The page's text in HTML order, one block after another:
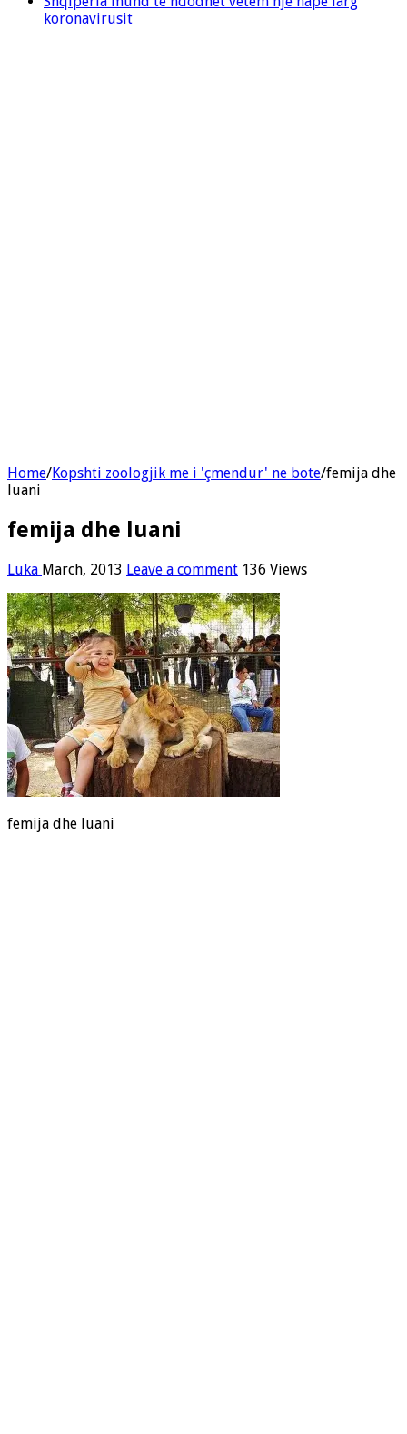
koronavirusit
Home/Kopshti zoologjik me i 'çmendur' ne bote/femija dhe
luani
femija dhe luani
Luka March, 2013 Leave a comment 136 Views
femija dhe luani